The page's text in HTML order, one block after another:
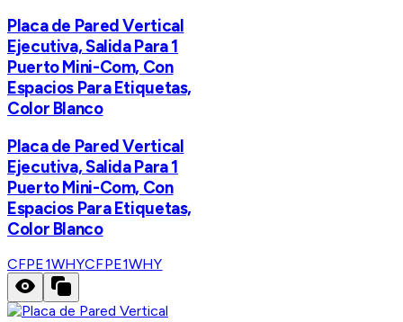
Placa de Pared Vertical
Ejecutiva, Salida Para 1
Puerto Mini-Com, Con
Espacios Para Etiquetas,
Color Blanco
Placa de Pared Vertical
Ejecutiva, Salida Para 1
Puerto Mini-Com, Con
Espacios Para Etiquetas,
Color Blanco
CFPE1WHYCFPE1WHY